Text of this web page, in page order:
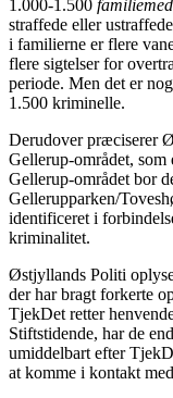
1.000-1.500
straffede eller
i familierne er flere
flere sigtelser for
periode. Men det er
1.500 kriminelle.
Derudover præciserer
Gellerup-området, som
Gellerup-området bor
Gellerupparken/
identificeret i
kriminalitet.
Østjyllands Politi
der har bragt forkerte
TjekDet retter
Stiftstidende, har de
umiddelbart efter
at komme i kontakt